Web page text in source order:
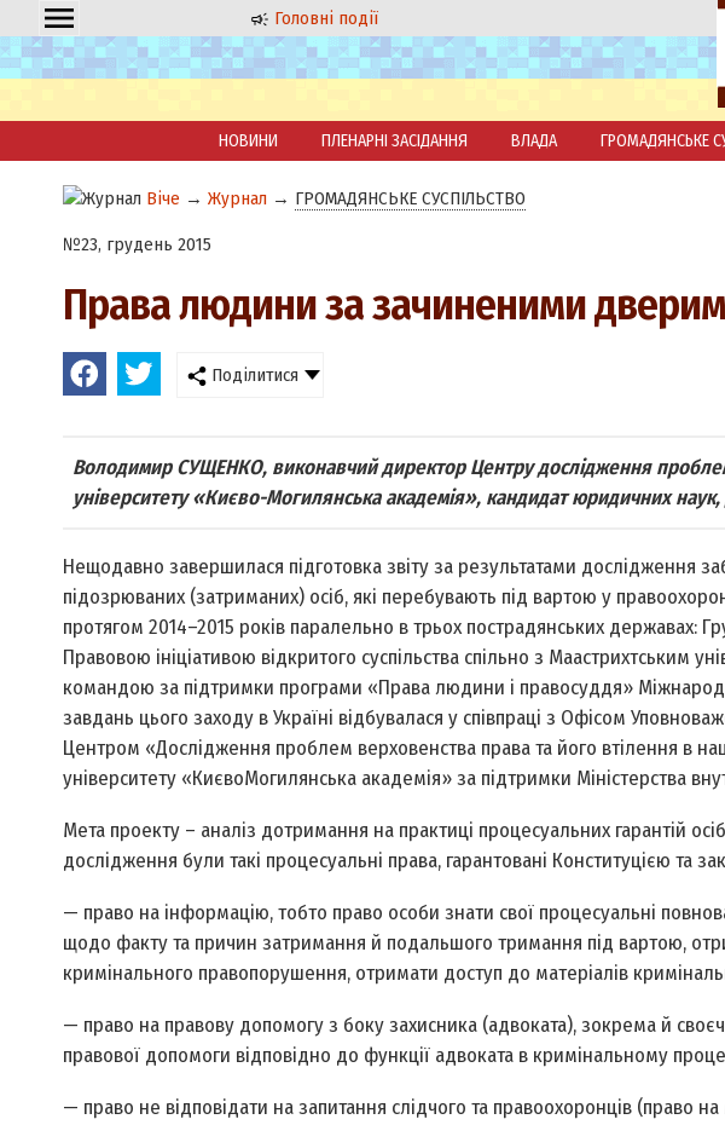
Головні події
НОВИНИ ПЛЕНАРНІ ЗАСІДАННЯ ВЛАДА ГРОМАДЯНСЬКЕ
Віче → Журнал → ГРОМАДЯНСЬКЕ СУСПІЛЬСТВО
№23, грудень 2015
Права людини за зачиненими
Поділитися
Володимир СУЩЕНКО, виконавчий директор Центру дослідження
університету «Києво-Могилянська академія», кандидат юридичних
Нещодавно завершилася підготовка звіту за результатами дослідження
підозрюваних (затриманих) осіб, які перебувають під вартою у
протягом 2014–2015 років паралельно в трьох пострадянських державах:
Правовою ініціативою відкритого суспільства спільно з Маастрихтським
командою за підтримки програми «Права людини і правосуддя»
завдань цього заходу в Україні відбувалася у співпраці з Офісом
Центром «Дослідження проблем верховенства права та його втілення в
університету «Києво­Могилянська академія» за підтримки Міністерства
Мета проекту – аналіз дотримання на практиці процесуальних гарантій
дослідження були такі процесуальні права, гарантовані Конституцією та
— право на інформацію, тобто право особи знати свої процесуальні
щодо факту та причин затримання й подальшого тримання під вартою,
кримінального правопорушення, отримати доступ до матеріалів
— право на правову допомогу з боку захисника (адвоката), зокрема й
правової допомоги відповідно до функції адвоката в кримінальному
— право не відповідати на запитання слідчого та правоохоронців (право